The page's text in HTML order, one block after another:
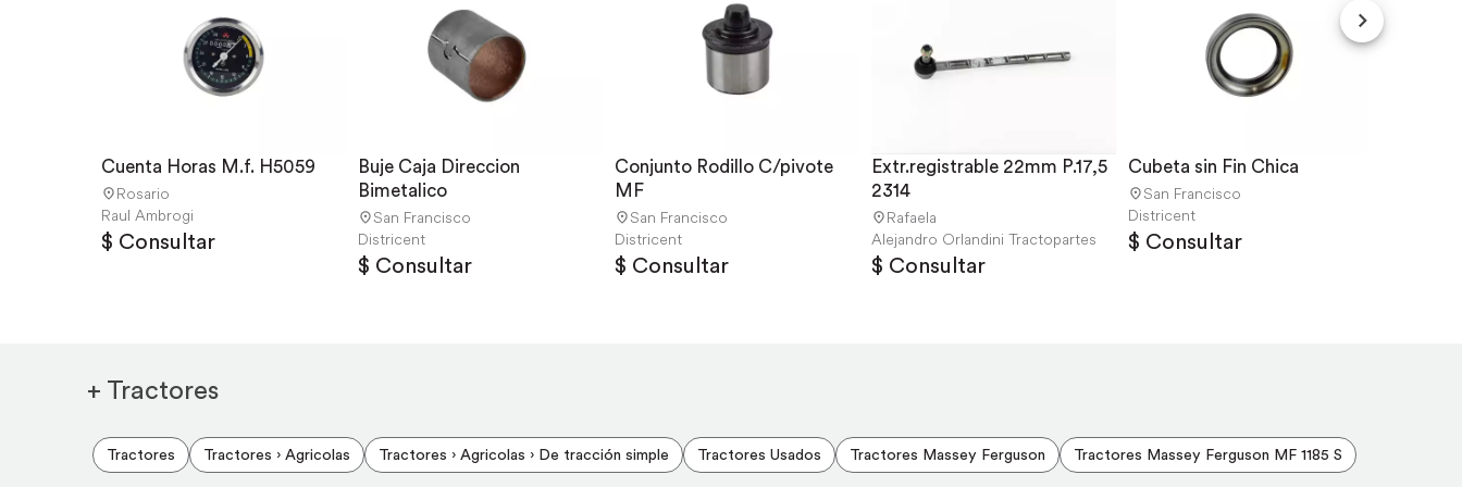
Cuenta Horas M.f. H5059
Rosario
Raul Ambrogi
$ Consultar
Buje Caja Direccion
Bimetalico
San Francisco
Districent
$ Consultar
Conjunto Rodillo C/pivote
MF
San Francisco
Districent
$ Consultar
Extr.registrable 22mm P.17,5
2314
Rafaela
Alejandro Orlandini Tractopartes
$ Consultar
Cubeta sin Fin Chica
San Francisco
Districent
$ Consultar
+ Tractores
Tractores Tractores › Agricolas Tractores › Agricolas › De tracción simple Tractores Usados Tractores Massey Ferguson Tractores Massey Ferguson MF 1185 S